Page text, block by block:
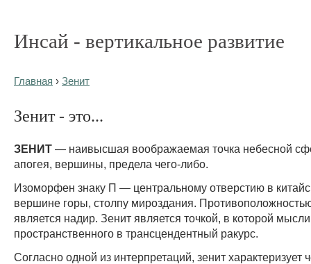
Инсай - вертикальное развитие
Главная › Зенит
Зенит - это...
ЗЕНИТ — наивысшая воображаемая точка небесной
апогея, вершины, предела чего-либо.
Изоморфен знаку П — центральному отверстию в
вершине горы, столпу мироздания.
является надир. Зенит является точкой, в которой
пространственного в трансцендентный ракурс.
Согласно одной из интерпретаций, зенит характеризует